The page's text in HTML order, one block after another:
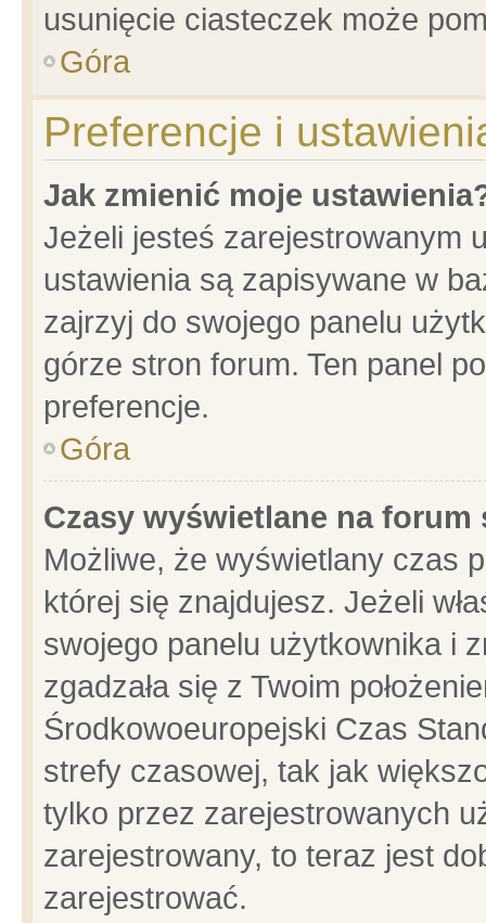
usunięcie ciasteczek może
Góra
Preferencje i
Jak zmienić moje
Jeżeli jesteś zarejestrowanym
ustawienia są zapisywane w
zajrzyj do swojego panelu
górze stron forum. Ten panel
preferencje.
Góra
Czasy wyświetlane na forum
Możliwe, że wyświetlany czas
której się znajdujesz. Jeżeli
swojego panelu użytkownika i
zgadzała się z Twoim
Środkowoeuropejski Czas
strefy czasowej, tak jak
tylko przez zarejestrowanych
zarejestrowany, to teraz jest
zarejestrować.